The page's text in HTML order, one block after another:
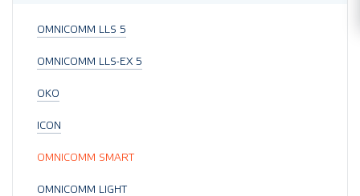
OMNICOMM LLS 5
OMNICOMM LLS-EX 5
OKO
ICON
OMNICOMM SMART
OMNICOMM LIGHT